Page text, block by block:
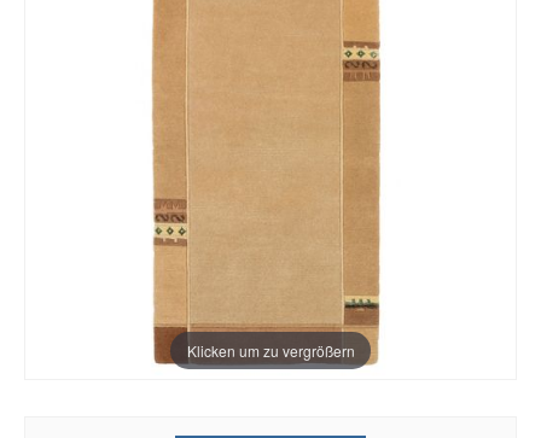
Klicken um zu vergrößern